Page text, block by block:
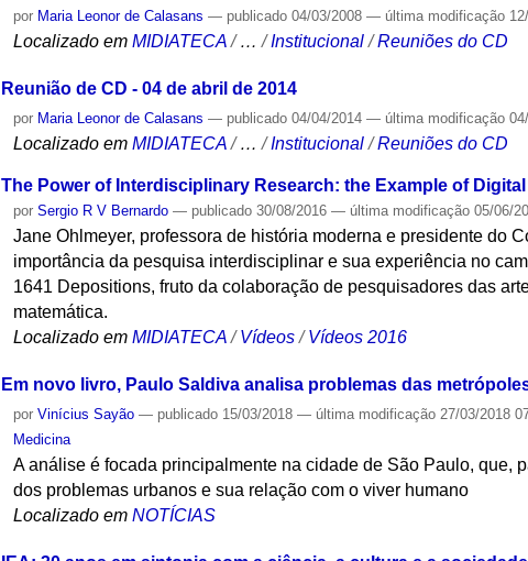
por Maria Leonor de Calasans — publicado 04/03/2008— última modificação
Localizado em MIDIATECA /…/Institucional /Reuniões do CD
Reunião de CD - 04 de abril de 2014
por Maria Leonor de Calasans — publicado 04/04/2014— última modificação
Localizado em MIDIATECA /…/Institucional /Reuniões do CD
The Power of Interdisciplinary Research: the Example of
porSergio R V Bernardo — publicado 30/08/2016— última modificação 05/06/
Jane Ohlmeyer, professora de história moderna e presidente do
importância da pesquisa interdisciplinar e sua experiência no
1641 Depositions, fruto da colaboração de pesquisadores das
matemática.
Localizado em MIDIATECA /Vídeos /Vídeos 2016
Em novo livro, Paulo Saldiva analisa problemas das
porVinícius Sayão — publicado 15/03/2018— última modificação 27/03/2018
Medicina
A análise é focada principalmente na cidade de São Paulo, que,
dos problemas urbanos e sua relação com o viver humano
Localizado em NOTÍCIAS